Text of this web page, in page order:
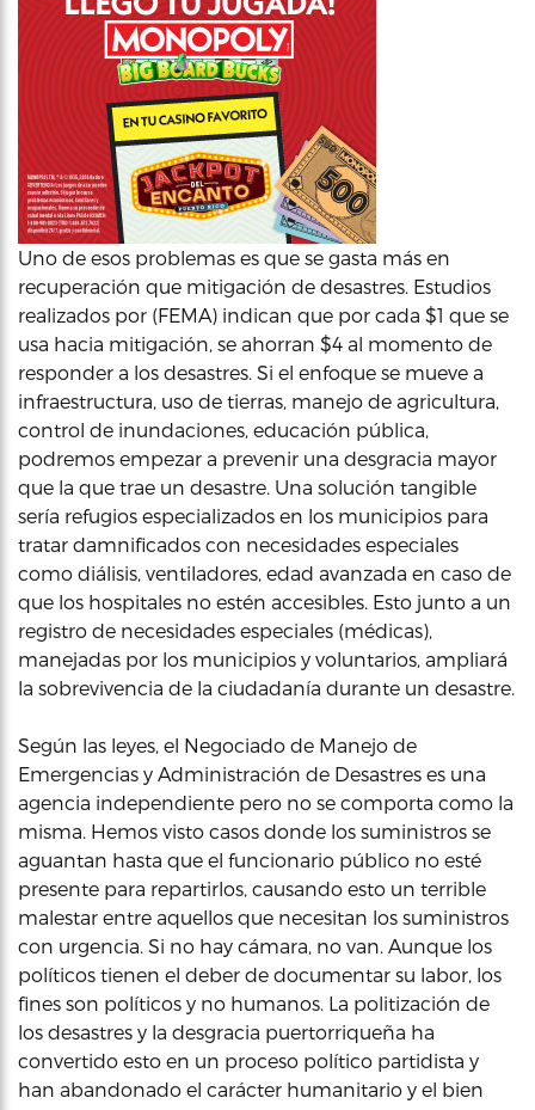
Uno de esos problemas es que se gasta más en
recuperación que mitigación de desastres. Estudios
realizados por (FEMA) indican que por cada $1 que se
usa hacia mitigación, se ahorran $4 al momento de
responder a los desastres. Si el enfoque se mueve a
infraestructura, uso de tierras, manejo de agricultura,
control de inundaciones, educación pública,
podremos empezar a prevenir una desgracia mayor
que la que trae un desastre. Una solución tangible
sería refugios especializados en los municipios para
tratar damnificados con necesidades especiales
como diálisis, ventiladores, edad avanzada en caso de
que los hospitales no estén accesibles. Esto junto a un
registro de necesidades especiales (médicas),
manejadas por los municipios y voluntarios, ampliará
la sobrevivencia de la ciudadanía durante un desastre.
Según las leyes, el Negociado de Manejo de
Emergencias y Administración de Desastres es una
agencia independiente pero no se comporta como la
misma. Hemos visto casos donde los suministros se
aguantan hasta que el funcionario público no esté
presente para repartirlos, causando esto un terrible
malestar entre aquellos que necesitan los suministros
con urgencia. Si no hay cámara, no van. Aunque los
políticos tienen el deber de documentar su labor, los
fines son políticos y no humanos. La politización de
los desastres y la desgracia puertorriqueña ha
convertido esto en un proceso político partidista y
han abandonado el carácter humanitario y el bien